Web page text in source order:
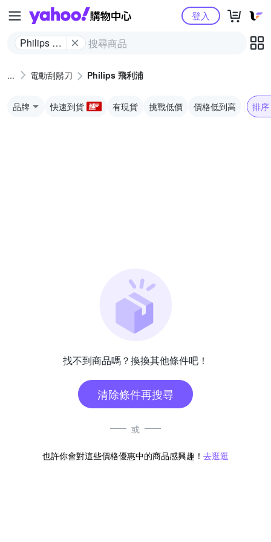
Yahoo購物中心
Philips 飛
登入
電動刮鬍刀 Philips 飛利浦
品牌 快速到貨 有現貨 挑戰低價 價格低到高 排序
找不到商品嗎？換換其他條件吧！
清除條件再搜尋
或
也許你會對這些價格優惠中的商品感興趣！ 去逛逛